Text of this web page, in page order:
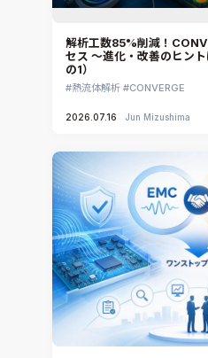
解析工数85%削減！
セス ～進化・改善のヒン
の1）
熱流体解析 CONVERGE
2026.07.16 Jun Mizushima